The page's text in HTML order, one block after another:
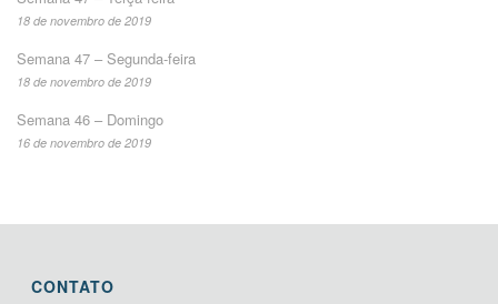
18 de novembro de 2019
Semana 47 – Segunda-feira
18 de novembro de 2019
Semana 46 – Domingo
16 de novembro de 2019
CONTATO